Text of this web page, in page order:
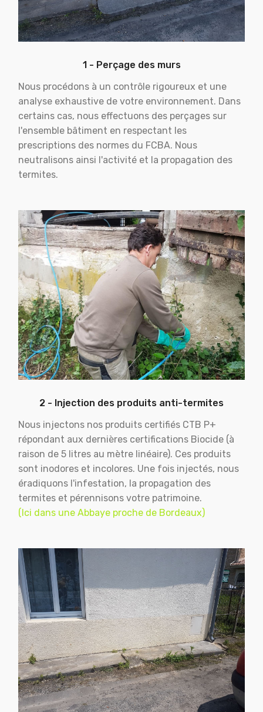
1 - Perçage des murs
Nous procédons à un contrôle rigoureux et une
analyse exhaustive de votre environnement. Dans
certains cas, nous effectuons des perçages sur
l'ensemble bâtiment en respectant les
prescriptions des normes du FCBA. Nous
neutralisons ainsi l'activité et la propagation des
termites.
2 - Injection des produits anti-termites
Nous injectons nos produits certifiés CTB P+
répondant aux dernières certifications Biocide (à
raison de 5 litres au mètre linéaire). Ces produits
sont inodores et incolores. Une fois injectés, nous
éradiquons l'infestation, la propagation des
termites et pérennisons votre patrimoine.
(Ici dans une Abbaye proche de Bordeaux)